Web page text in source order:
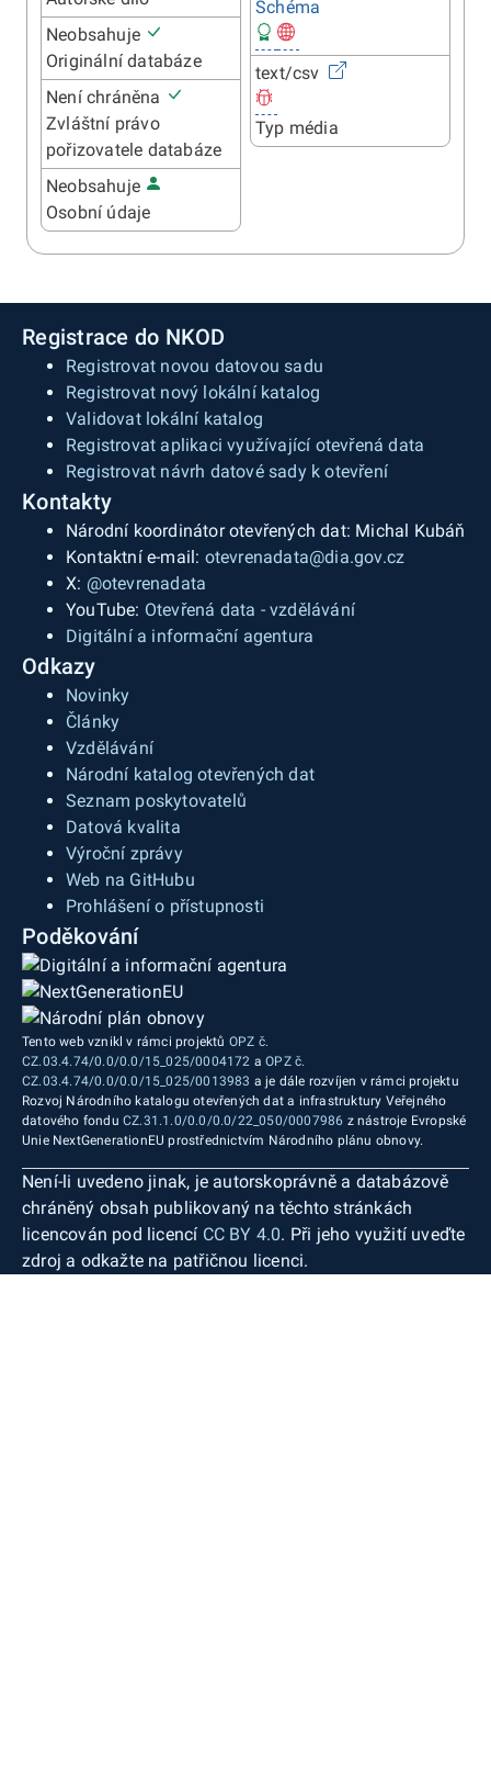
Neobsahuje
Originální databáze
Není chráněna
Zvláštní právo
pořizovatele databáze
Neobsahuje
Osobní údaje
Schéma
text/csv
Typ média
Registrace do NKOD
Registrovat novou datovou sadu
Registrovat nový lokální katalog
Validovat lokální katalog
Registrovat aplikaci využívající otevřená data
Registrovat návrh datové sady k otevření
Kontakty
Národní koordinátor otevřených dat: Michal Kubáň
Kontaktní e-mail: otevrenadata@dia.gov.cz
X: @otevrenadata
YouTube: Otevřená data - vzdělávání
Digitální a informační agentura
Odkazy
Novinky
Články
Vzdělávání
Národní katalog otevřených dat
Seznam poskytovatelů
Datová kvalita
Výroční zprávy
Web na GitHubu
Prohlášení o přístupnosti
Poděkování
Tento web vznikl v rámci projektů OPZ č.
CZ.03.4.74/0.0/0.0/15_025/0004172 aOPZ č.
CZ.03.4.74/0.0/0.0/15_025/0013983 a je dále rozvíjen v rámci projektu
Rozvoj Národního katalogu otevřených dat a infrastruktury Veřejného
datového fondu CZ.31.1.0/0.0/0.0/22_050/0007986 z nástroje Evropské
Unie NextGenerationEU prostřednictvím Národního plánu obnovy.
Není-li uvedeno jinak, je autorskoprávně a databázově
chráněný obsah publikovaný na těchto stránkách
licencován pod licencí CC BY 4.0. Při jeho využití uveďte
zdroj a odkažte na patřičnou licenci.